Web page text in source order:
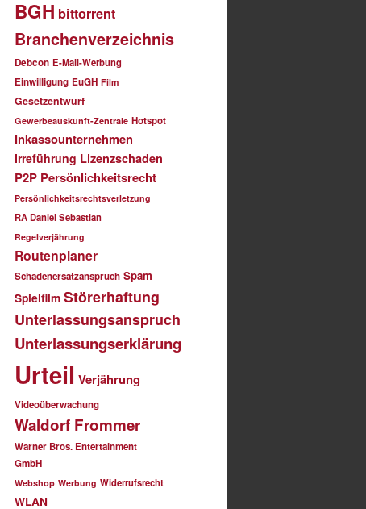
BGH bittorrent
Branchenverzeichnis
Debcon E-Mail-Werbung
Einwilligung EuGH Film
Gesetzentwurf
Gewerbeauskunft-Zentrale Hotspot
Inkassounternehmen
Irreführung Lizenzschaden
P2P Persönlichkeitsrecht
Persönlichkeitsrechtsverletzung
RA Daniel Sebastian
Regelverjährung
Routenplaner
Schadenersatzanspruch Spam
Spielfilm Störerhaftung
Unterlassungsanspruch
Unterlassungserklärung
Urteil Verjährung
Videoüberwachung
Waldorf Frommer
Warner Bros. Entertainment
GmbH
Webshop Werbung Widerrufsrecht
WLAN